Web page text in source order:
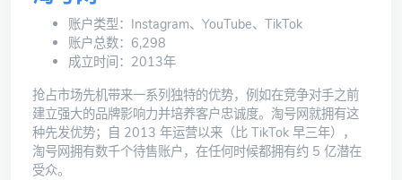
账户类型：Instagram、YouTube、TikTok
账户总数：6,298
成立时间：2013年
抢占市场先机带来一系列独特的优势，例如在竞争对手之前
建立强大的品牌影响力并培养客户忠诚度。淘号网就拥有这
种先发优势；自 2013 年运营以来（比 TikTok 早三年），
淘号网拥有数千个待售账户，在任何时候都拥有约 5 亿潜在
受众。